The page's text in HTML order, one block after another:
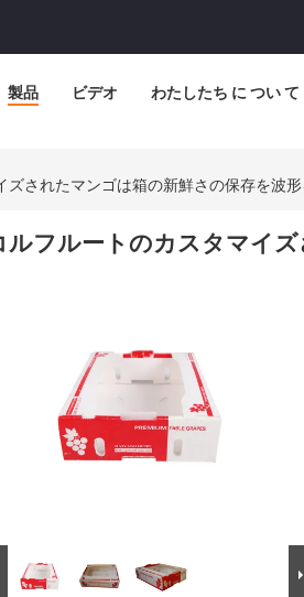
製品 ビデオ わたしたち に つい て
ズされたマンゴは箱の新鮮さの保存を波
ルフルートのカスタマイ